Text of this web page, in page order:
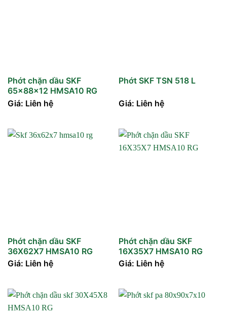
Phớt chặn dầu SKF
65x88x12 HMSA10 RG
Giá: Liên hệ
Phớt SKF TSN 518 L
Giá: Liên hệ
Phớt chặn dầu SKF
36X62X7 HMSA10 RG
Giá: Liên hệ
Phớt chặn dầu SKF
16X35X7 HMSA10 RG
Giá: Liên hệ